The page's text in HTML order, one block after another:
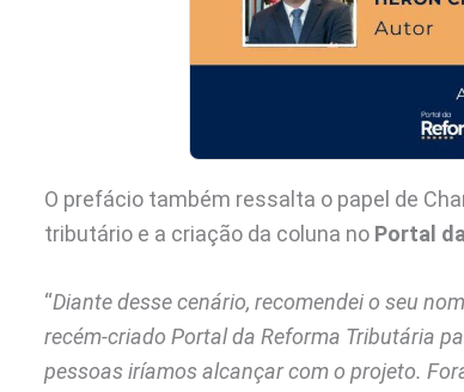
O prefácio também ressalta o papel de
tributário e a criação da coluna no Portal
“Diante desse cenário, recomendei o seu
recém-criado Portal da Reforma Tributária
pessoas iríamos alcançar com o projeto.